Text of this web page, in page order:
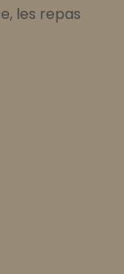
les repas